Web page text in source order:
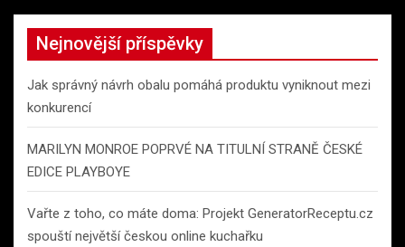
r
h
Nejnovější příspěvky
Jak správný návrh obalu pomáhá produktu vyniknout mezi
konkurencí
MARILYN MONROE POPRVÉ NA TITULNÍ STRANĚ ČESKÉ
EDICE PLAYBOYE
Vařte z toho, co máte doma: Projekt GeneratorReceptu.cz
spouští největší českou online kuchařku